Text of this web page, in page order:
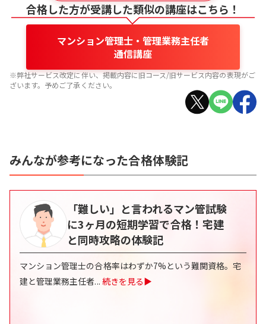
合格した方が受講した類似の講座はこちら！
マンション管理士・管理業務主任者
通信講座
※弊社サービス改定に伴い、掲載内容に旧コース/旧サービス内容の表現がご
ざいます。予めご了承ください。
みんなが参考になった合格体験記
「難しい」と言われるマン管試験
に3ヶ月の短期学習で合格！宅建
と同時攻略の体験記
マンション管理士の合格率はわずか7%という難関資格。宅
建と管理業務主任者... 続きを見る▶